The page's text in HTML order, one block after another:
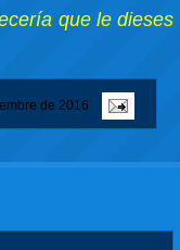
que le dieses
de 2016